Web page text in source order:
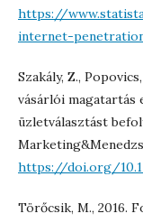
https://
internet-
Szakály, Z.,
vásárlói magatartás
üzletválasztást
https://doi.org/
Törőcsik, M., 2016.